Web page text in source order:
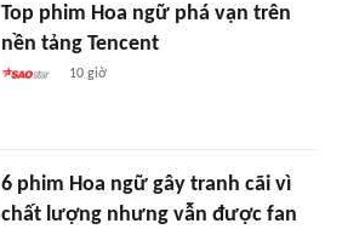
Top phim Hoa ngữ phá vạn trên
nền tảng Tencent
10 giờ
6 phim Hoa ngữ gây tranh cãi vì
chất lượng nhưng vẫn được fan